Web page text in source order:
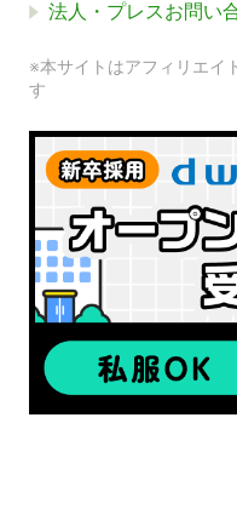
法人・プレスお問い
※本サイトはアフィリエイ
す